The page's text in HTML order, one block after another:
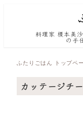
料理家 榎本美
の手
ふたりごはん トップペ
カッテージチ